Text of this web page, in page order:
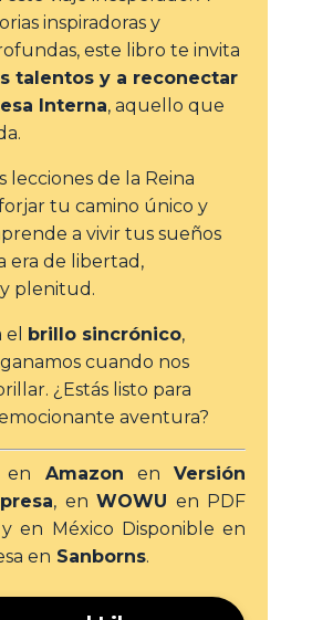
inspiradoras y
este libro te invita
talentos y a reconectar
Interna, aquello que
lecciones de la Reina
forjar tu camino único y
a vivir tus sueños
era de libertad,
plenitud.
brillo sincrónico,
cuando nos
¿Estás listo para
aventura?
en Amazon en Versión
, en WOWU en PDF
y en México Disponible en
en Sanborns.